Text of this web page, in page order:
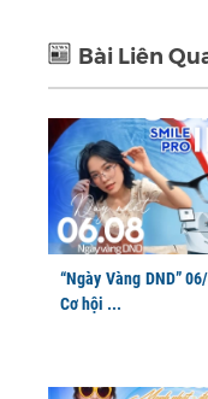
Bài Liên
“Ngày Vàng DND”
Cơ hội ...